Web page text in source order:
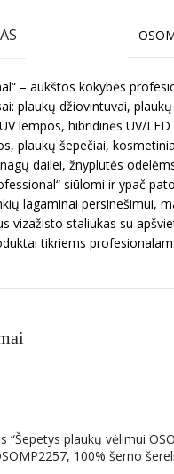
– aukštos kokybės
plaukų džiovintuvai,
lempos, hibridinės UV/LED
plaukų šepečiai,
dailei, žnyplutės
siūlomi ir ypač
lagaminai persinešimui,
vizažisto staliukas su
tikriems
“Šepetys plaukų vėlimui
100% šerno